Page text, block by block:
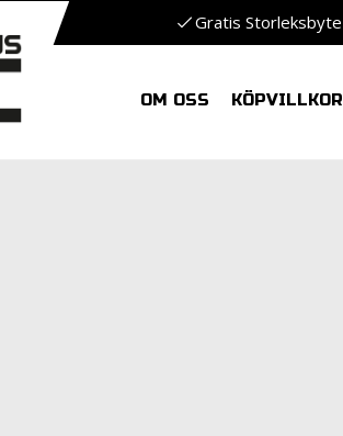
Gratis Storleksbyte
OM OSS KÖPVILLKOR